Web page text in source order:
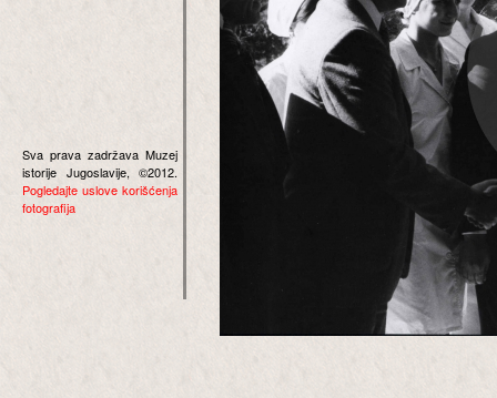
Sva prava zadržava Muzej
istorije Jugoslavije, ©2012.
Pogledajte uslove korišćenja
fotografija